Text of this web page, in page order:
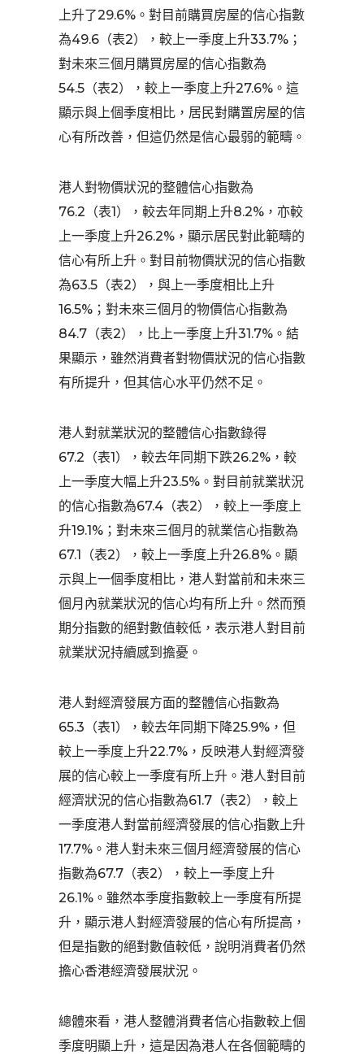
上升了29.6%。對目前購買房屋的信心指數
為49.6（表2），較上一季度上升33.7%；
對未來三個月購買房屋的信心指數為
54.5（表2），較上一季度上升27.6%。這
顯示與上個季度相比，居民對購置房屋的信
心有所改善，但這仍然是信心最弱的範疇。
港人對物價狀況的整體信心指數為
76.2（表1），較去年同期上升8.2%，亦較
上一季度上升26.2%，顯示居民對此範疇的
信心有所上升。對目前物價狀況的信心指數
為63.5（表2），與上一季度相比上升
16.5%；對未來三個月的物價信心指數為
84.7（表2），比上一季度上升31.7%。結
果顯示，雖然消費者對物價狀況的信心指數
有所提升，但其信心水平仍然不足。
港人對就業狀況的整體信心指數錄得
67.2（表1），較去年同期下跌26.2%，較
上一季度大幅上升23.5%。對目前就業狀況
的信心指數為67.4（表2），較上一季度上
升19.1%；對未來三個月的就業信心指數為
67.1（表2），較上一季度上升26.8%。顯
示與上一個季度相比，港人對當前和未來三
個月內就業狀況的信心均有所上升。然而預
期分指數的絕對數值較低，表示港人對目前
就業狀況持續感到擔憂。
港人對經濟發展方面的整體信心指數為
65.3（表1），較去年同期下降25.9%，但
較上一季度上升22.7%，反映港人對經濟發
展的信心較上一季度有所上升。港人對目前
經濟狀況的信心指數為61.7（表2），較上
一季度港人對當前經濟發展的信心指數上升
17.7%。港人對未來三個月經濟發展的信心
指數為67.7（表2），較上一季度上升
26.1%。雖然本季度指數較上一季度有所提
升，顯示港人對經濟發展的信心有所提高，
但是指數的絕對數值較低，說明消費者仍然
擔心香港經濟發展狀況。
總體來看，港人整體消費者信心指數較上個
季度明顯上升，這是因為港人在各個範疇的